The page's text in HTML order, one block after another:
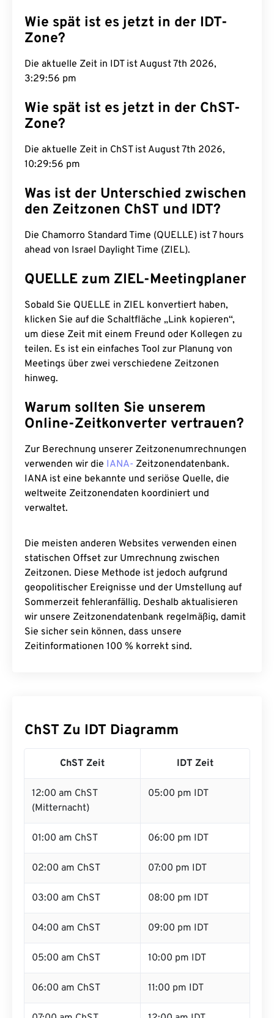
Wie spät ist es jetzt in der IDT-
Zone?
Die aktuelle Zeit in IDT ist August 7th 2026,
3:29:57 pm
Wie spät ist es jetzt in der ChST-
Zone?
Die aktuelle Zeit in ChST ist August 7th 2026,
10:29:57 pm
Was ist der Unterschied zwischen
den Zeitzonen ChST und IDT?
Die Chamorro Standard Time (QUELLE) ist 7 hours
ahead von Israel Daylight Time (ZIEL).
QUELLE zum ZIEL-Meetingplaner
Sobald Sie QUELLE in ZIEL konvertiert haben,
klicken Sie auf die Schaltfläche „Link kopieren“,
um diese Zeit mit einem Freund oder Kollegen zu
teilen. Es ist ein einfaches Tool zur Planung von
Meetings über zwei verschiedene Zeitzonen
hinweg.
Warum sollten Sie unserem
Online-Zeitkonverter vertrauen?
Zur Berechnung unserer Zeitzonenumrechnungen
verwenden wir die IANA- Zeitzonendatenbank.
IANA ist eine bekannte und seriöse Quelle, die
weltweite Zeitzonendaten koordiniert und
verwaltet.
Die meisten anderen Websites verwenden einen
statischen Offset zur Umrechnung zwischen
Zeitzonen. Diese Methode ist jedoch aufgrund
geopolitischer Ereignisse und der Umstellung auf
Sommerzeit fehleranfällig. Deshalb aktualisieren
wir unsere Zeitzonendatenbank regelmäßig, damit
Sie sicher sein können, dass unsere
Zeitinformationen 100 % korrekt sind.
ChST Zu IDT Diagramm
ChST Zeit IDT Zeit
12:00 am ChST
(Mitternacht)
05:00 pm IDT
01:00 am ChST 06:00 pm IDT
02:00 am ChST 07:00 pm IDT
03:00 am ChST 08:00 pm IDT
04:00 am ChST 09:00 pm IDT
05:00 am ChST 10:00 pm IDT
06:00 am ChST 11:00 pm IDT